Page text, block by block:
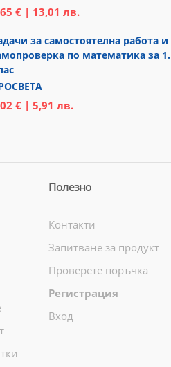
€ | 13,01 лв.
за самостоятелна работа и
по математика за 1.
€ | 5,91 лв.
Полезно
Контакти
Запитване за продукт
Проверете поръчка
Регистрация
Вход